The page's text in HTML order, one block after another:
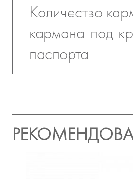
Количество
кармана под
паспорта